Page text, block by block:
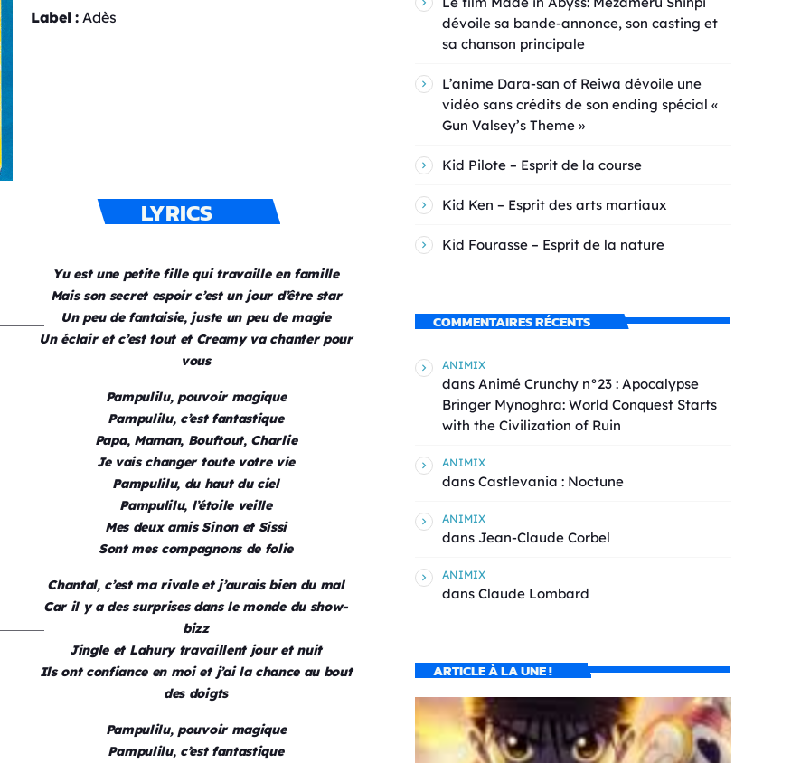
Label :Adès
LYRICS
Yu est une petite fille qui travaille en famille
Mais son secret espoir c’est un jour d’être star
Un peu de fantaisie, juste un peu de magie
Un éclair et c’est tout et Creamy va chanter pour
vous
Pampulilu, pouvoir magique
Pampulilu, c’est fantastique
Papa, Maman, Bouftout, Charlie
Je vais changer toute votre vie
Pampulilu, du haut du ciel
Pampulilu, l’étoile veille
Mes deux amis Sinon et Sissi
Sont mes compagnons de folie
Chantal, c’est ma rivale et j’aurais bien du mal
Car il y a des surprises dans le monde du show-
bizz
Jingle et Lahury travaillent jour et nuit
Ils ont confiance en moi et j’ai la chance au bout
des doigts
Pampulilu, pouvoir magique
Pampulilu, c’est fantastique
dévoile sa bande-annonce, son casting et
sa chanson principale
L’anime Dara-san of Reiwa dévoile une
vidéo sans crédits de son ending spécial «
Gun Valsey’s Theme »
Kid Pilote – Esprit de la course
Kid Ken – Esprit des arts martiaux
Kid Fourasse – Esprit de la nature
COMMENTAIRES RÉCENTS
ANIMIX
dans Animé Crunchy n°23 : Apocalypse
Bringer Mynoghra: World Conquest Starts
with the Civilization of Ruin
ANIMIX
dans Castlevania : Noctune
ANIMIX
dans Jean-Claude Corbel
ANIMIX
dans Claude Lombard
ARTICLE À LA UNE !